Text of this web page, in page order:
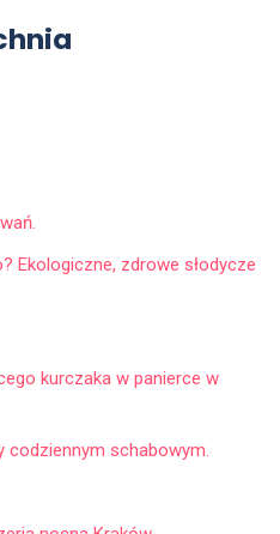
Ekologiczne, zdrowe słodycze
kurczaka w panierce w
codziennym schabowym.